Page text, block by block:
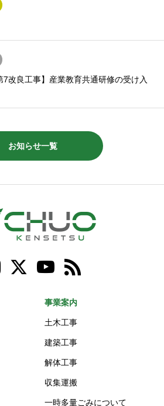
7改良工事】産業教育共通研修の受け入
お知らせ一覧
事業案内
土木工事
建築工事
解体工事
収集運搬
一時多量ごみについて